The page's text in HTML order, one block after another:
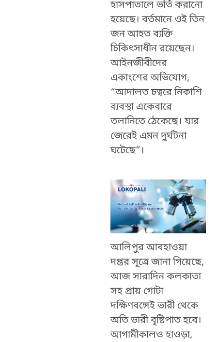
হাসপাতালে ভর্তি করানো
হয়েছে। বর্তমানে ওই তিন
জন আহত ব্যক্তি
চিকিত্‍সাধীন রয়েছেন।
আইনজীবীদের
একাংশের অভিযোগ,
“আদালত চত্বরে নিকাশি
ব্যবস্থা একেবারে
তলানিতে ঠেকেছে। যার
জেরেই এমন দুর্ঘটনা
ঘটেছে”।
আলিপুর আবহাওয়া
দপ্তর সূত্রে জানা গিয়েছে,
আজ সারাদিন কলকাতা
সহ প্রায় গোটা
দক্ষিণবঙ্গেই ভারী থেকে
অতি ভারী বৃষ্টিপাত হবে।
আগামীকালও হাওড়া,